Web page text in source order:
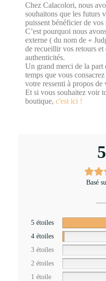
Chez Calacolori, nous
souhaitons que les futurs
puissent bénéficier de
C’est pourquoi nous
externe ( du nom de «
de recueillir vos retours
authenticités.
Un grand merci de la part
temps que vous
votre ressenti à propos de
Et si vous souhaitez voir
boutique, c'est ici !
Basé
5 étoiles
4 étoiles
3 étoiles
2 étoiles
1 étoile